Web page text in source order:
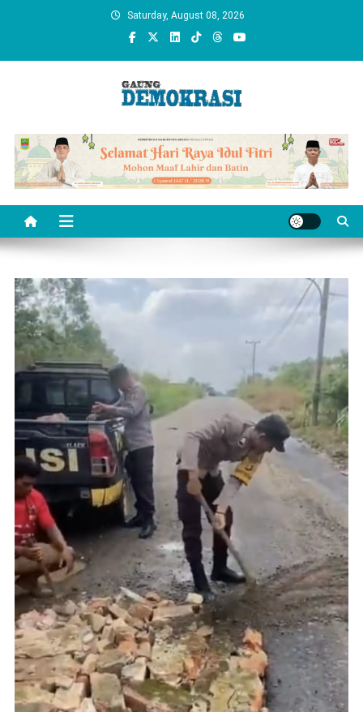
Saturday, August 08, 2026
gaungdemokrasi.com